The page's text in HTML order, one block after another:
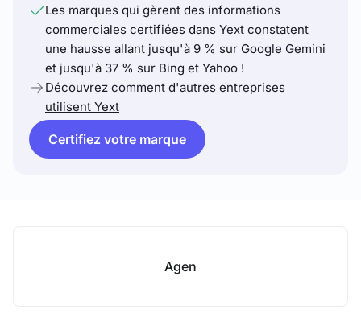
Les marques qui gèrent des informations
commerciales certifiées dans Yext constatent
une hausse allant jusqu'à 9 % sur Google Gemini
et jusqu'à 37 % sur Bing et Yahoo !
Découvrez comment d'autres entreprises
utilisent Yext
Certifiez votre marque
Agen